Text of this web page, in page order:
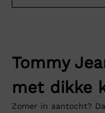
Tommy
met dikke
Zomer in aantocht?